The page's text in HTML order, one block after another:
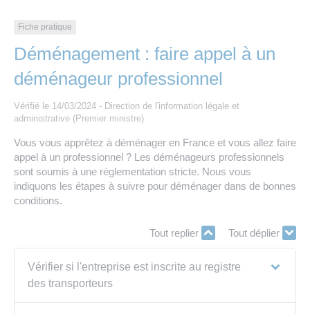
Travaux
Numérique
Nos publications
Fiche pratique
Déménagement : faire appel à un
déménageur professionnel
Vérifié le 14/03/2024 - Direction de l'information légale et
administrative (Premier ministre)
Vous vous apprêtez à déménager en France et vous allez faire
appel à un professionnel ? Les déménageurs professionnels
sont soumis à une réglementation stricte. Nous vous
indiquons les étapes à suivre pour déménager dans de bonnes
conditions.
Tout replier Tout déplier
Vérifier si l'entreprise est inscrite au registre
des transporteurs